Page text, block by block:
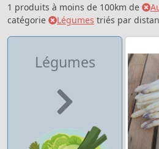
1 produits à moins de 100km de
catégorie
Légumes triés par
Légumes